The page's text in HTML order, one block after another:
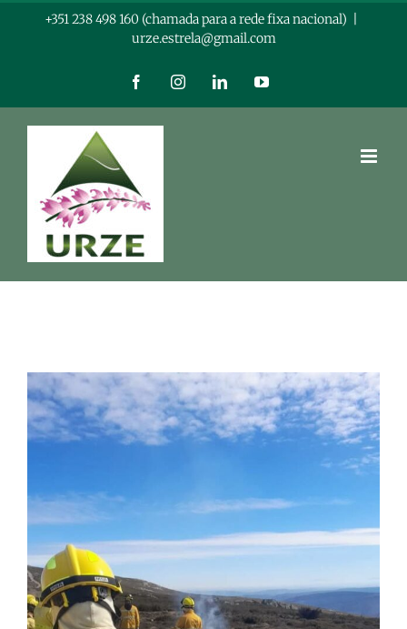
+351 238 498 160 (chamada para a rede fixa nacional)
urze.estrela@gmail.com
FacebookInstagramLinkedInYouTube
View
Larger